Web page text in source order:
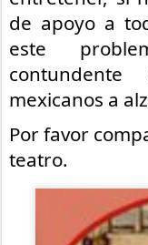
de apoyo a
este
mexicanos a
Por favor
teatro.